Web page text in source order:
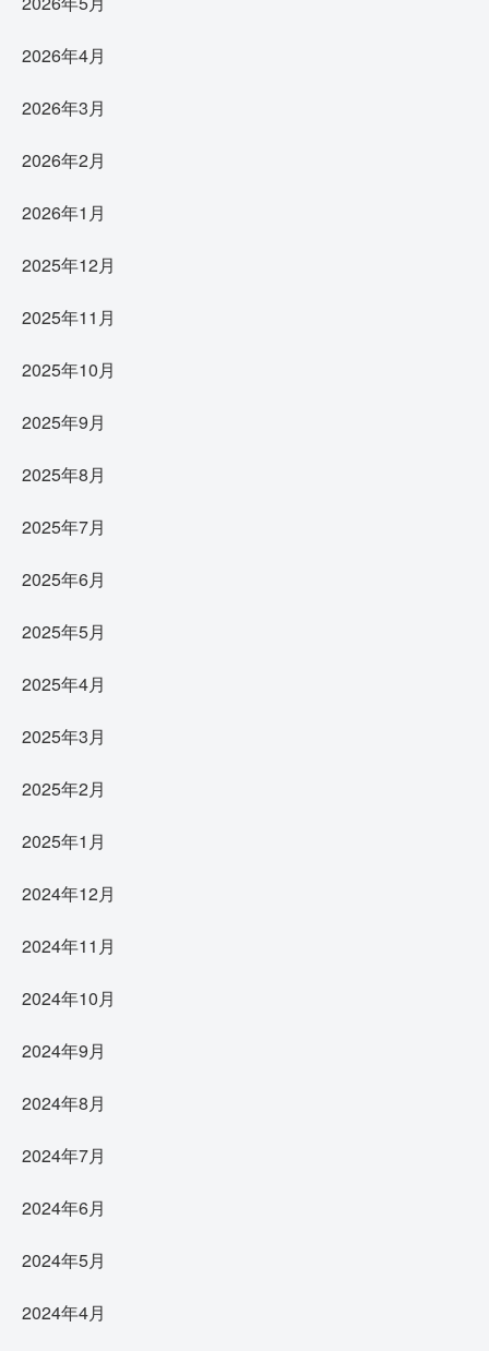
2026年4月
2026年3月
2026年2月
2026年1月
2025年12月
2025年11月
2025年10月
2025年9月
2025年8月
2025年7月
2025年6月
2025年5月
2025年4月
2025年3月
2025年2月
2025年1月
2024年12月
2024年11月
2024年10月
2024年9月
2024年8月
2024年7月
2024年6月
2024年5月
2024年4月